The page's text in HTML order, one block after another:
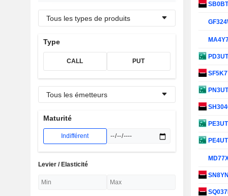
Tous les types de produits
Type
CALL PUT
Tous les émetteurs
Maturité
Indifférent
Levier / Elasticité